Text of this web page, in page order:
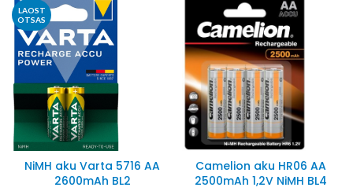
LAOST
OTSAS
NiMH aku Varta 5716 AA
2600mAh BL2
Camelion aku HR06 AA
2500mAh 1,2V NiMH BL4